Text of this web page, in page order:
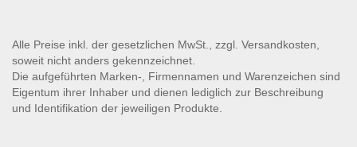
Alle Preise inkl. der gesetzlichen MwSt., zzgl. Versandkosten,
soweit nicht anders gekennzeichnet.
Die aufgeführten Marken-, Firmennamen und Warenzeichen sind
Eigentum ihrer Inhaber und dienen lediglich zur Beschreibung
und Identifikation der jeweiligen Produkte.